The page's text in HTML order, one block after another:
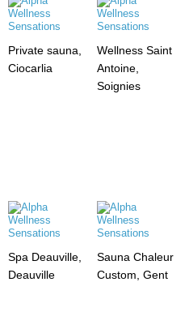
Private sauna,
Ciocarlia
Wellness Saint
Antoine,
Soignies
Spa Deauville,
Deauville
Sauna Chaleur
Custom, Gent